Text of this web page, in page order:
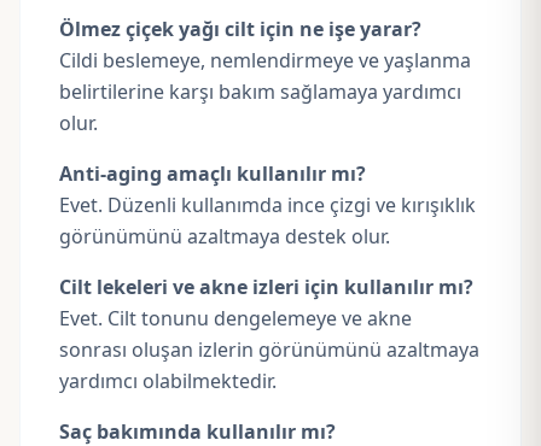
Ölmez çiçek yağı cilt için ne işe yarar?
Cildi beslemeye, nemlendirmeye ve yaşlanma
belirtilerine karşı bakım sağlamaya yardımcı
olur.
Anti-aging amaçlı kullanılır mı?
Evet. Düzenli kullanımda ince çizgi ve kırışıklık
görünümünü azaltmaya destek olur.
Cilt lekeleri ve akne izleri için kullanılır mı?
Evet. Cilt tonunu dengelemeye ve akne
sonrası oluşan izlerin görünümünü azaltmaya
yardımcı olabilmektedir.
Saç bakımında kullanılır mı?